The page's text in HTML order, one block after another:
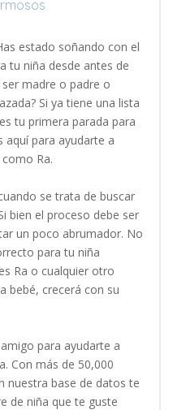
estado soñando con el
tu niña desde antes de
madre o padre o
Si ya tiene una lista
tu primera parada para
aquí para ayudarte a
Ra.
se trata de buscar
bien el proceso debe ser
un poco abrumador. No
para tu niña
Ra o cualquier otro
bebé, crecerá con su
para ayudarte a
Con más de 50,000
nuestra base de datos te
de niña que te guste